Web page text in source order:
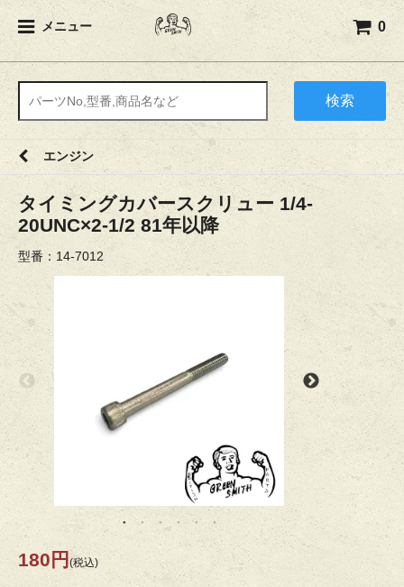
メニュー 0
検索
エンジン
タイミングカバースクリュー 1/4-
20UNC×2-1/2 81年以降
型番：14-7012
180円 (税込)